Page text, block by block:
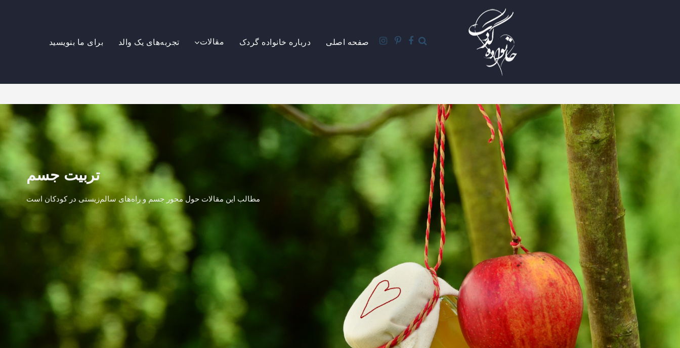
صفحه اصلی درباره خانواده گردک مقالات تجربه‌های یک والد برای ما بنویسید
تربیت جسم
مطالب این مقالات حول محور جسم و راه‌های سالم‌زیستی در کودکان است